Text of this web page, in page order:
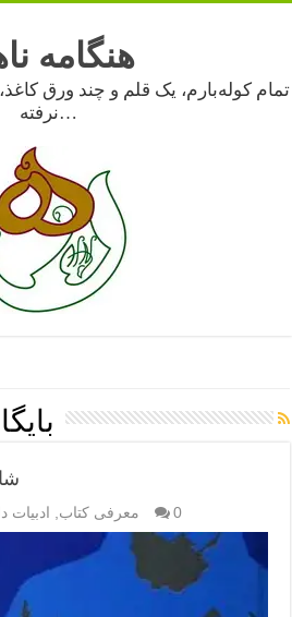
هنگامه
تمام کوله‌بارم، یک قلم و چند ورق
نرفته…
معرفی کتاب ادبیات 0